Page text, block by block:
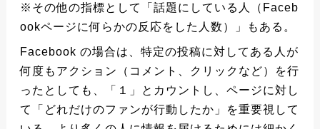
※その他の指標として「話題にしている人（Faceb
ookページに何らかの反応をした人数）」もある。
Facebook の場合は、特定の投稿に対してある人が
何度もアクション（コメント、クリックなど）を行
ったとしても、「１」とカウントし、ページに対し
て「どれだけのファンが行動したか」を重要視して